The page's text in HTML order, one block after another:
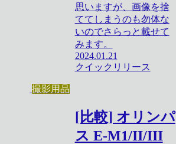
思いますが、画像を捨
ててしまうのも勿体な
いのでさらっと載せて
みます。
2024.01.21
クイックリリース
撮影用品
[比較] オリンパ
ス E-M1/II/III